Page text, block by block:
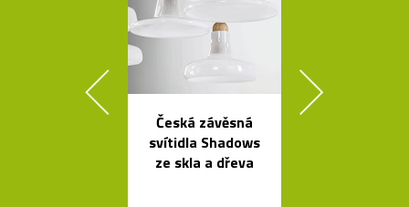
Česká závěsná
svítidla Shadows
ze skla a dřeva